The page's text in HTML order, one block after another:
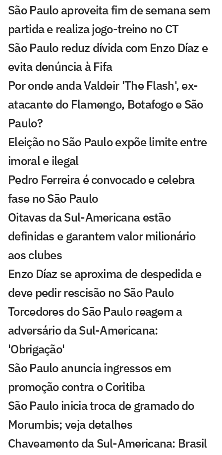
São Paulo aproveita fim de semana sem
partida e realiza jogo-treino no CT
São Paulo reduz dívida com Enzo Díaz e
evita denúncia à Fifa
Por onde anda Valdeir 'The Flash', ex-
atacante do Flamengo, Botafogo e São
Paulo?
Eleição no São Paulo expõe limite entre
imoral e ilegal
Pedro Ferreira é convocado e celebra
fase no São Paulo
Oitavas da Sul-Americana estão
definidas e garantem valor milionário
aos clubes
Enzo Díaz se aproxima de despedida e
deve pedir rescisão no São Paulo
Torcedores do São Paulo reagem a
adversário da Sul-Americana:
'Obrigação'
São Paulo anuncia ingressos em
promoção contra o Coritiba
São Paulo inicia troca de gramado do
Morumbis; veja detalhes
Chaveamento da Sul-Americana: Brasil